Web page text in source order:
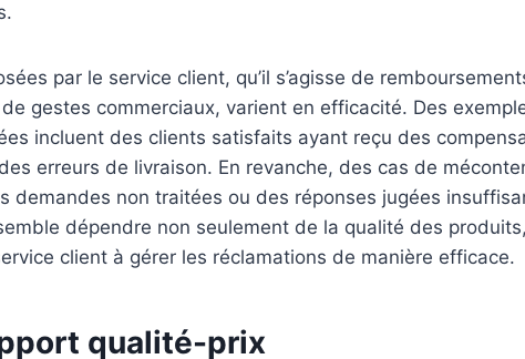
par le service client, qu’il s’agisse de
gestes commerciaux, varient en efficacité. Des
incluent des clients satisfaits ayant reçu des
erreurs de livraison. En revanche, des cas de
demandes non traitées ou des réponses jugées
dépendre non seulement de la qualité des
client à gérer les réclamations de manière efficace.
qualité-prix